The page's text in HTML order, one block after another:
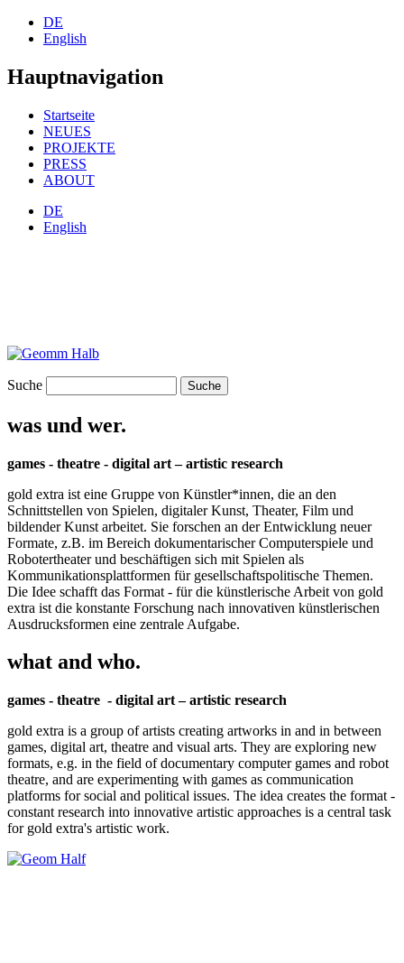
DE
English
Hauptnavigation
Startseite
NEUES
PROJEKTE
PRESS
ABOUT
DE
English
Suche
was und wer.
games - theatre - digital art – artistic research
gold extra ist eine Gruppe von Künstler*innen, die an den
Schnittstellen von Spielen, digitaler Kunst, Theater, Film und
bildender Kunst arbeitet. Sie forschen an der Entwicklung neuer
Formate, z.B. im Bereich dokumentarischer Computerspiele und
Robotertheater und beschäftigen sich mit Spielen als
Kommunikationsplattformen für gesellschaftspolitische Themen.
Die Idee schafft das Format - für die künstlerische Arbeit von gold
extra ist die konstante Forschung nach innovativen künstlerischen
Ausdrucksformen eine zentrale Aufgabe.
what and who.
games - theatre - digital art – artistic research
gold extra is a group of artists creating artworks in and in between
games, digital art, theatre and visual arts. They are exploring new
formats, e.g. in the field of documentary computer games and robot
theatre, and are experimenting with games as communication
platforms for social and political issues. The idea creates the format -
constant research into innovative artistic approaches is a central task
for gold extra's artistic work.